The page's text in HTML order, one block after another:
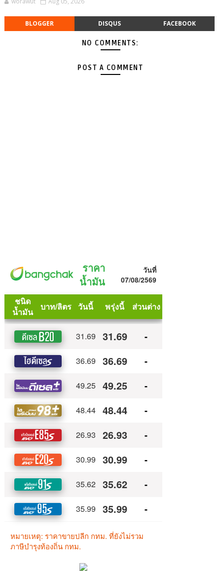
BLOGGER DISQUS FACEBOOK
NO COMMENTS:
POST A COMMENT